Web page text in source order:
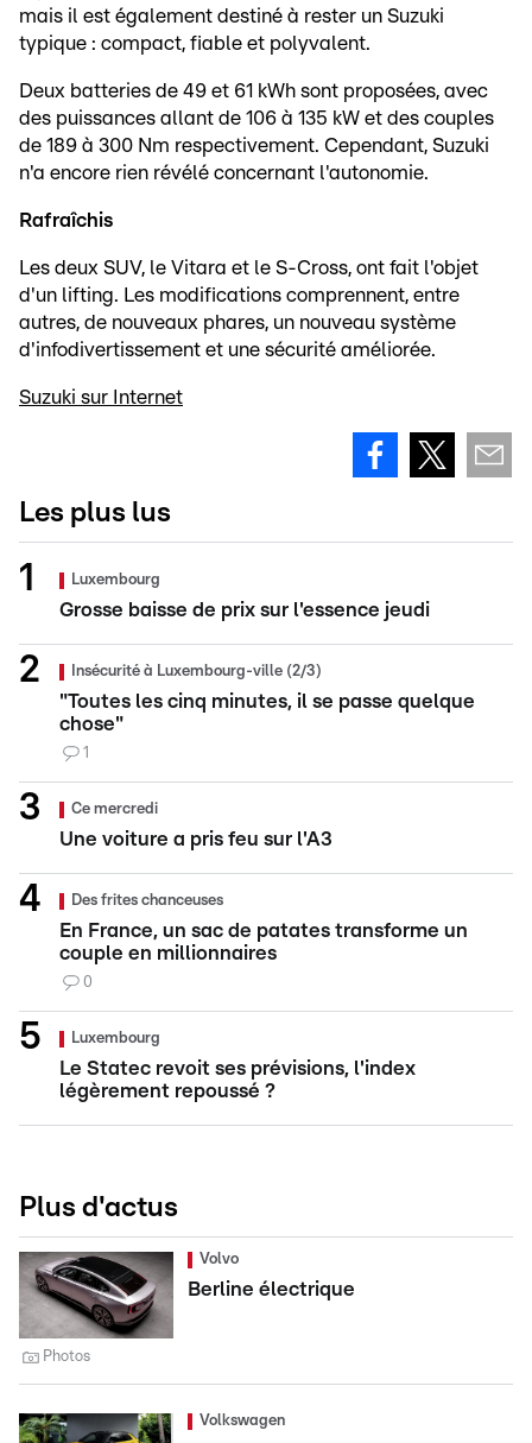
mais il est également destiné à rester un Suzuki
typique : compact, fiable et polyvalent.
Deux batteries de 49 et 61 kWh sont proposées, avec
des puissances allant de 106 à 135 kW et des couples
de 189 à 300 Nm respectivement. Cependant, Suzuki
n'a encore rien révélé concernant l'autonomie.
Rafraîchis
Les deux SUV, le Vitara et le S-Cross, ont fait l'objet
d'un lifting. Les modifications comprennent, entre
autres, de nouveaux phares, un nouveau système
d'infodivertissement et une sécurité améliorée.
Suzuki sur Internet
Les plus lus
Luxembourg
Grosse baisse de prix sur l'essence jeudi
Insécurité à Luxembourg-ville (2/3)
"Toutes les cinq minutes, il se passe quelque
chose"
1
Ce mercredi
Une voiture a pris feu sur l'A3
Des frites chanceuses
En France, un sac de patates transforme un
couple en millionnaires
0
Luxembourg
Le Statec revoit ses prévisions, l'index
légèrement repoussé ?
Plus d'actus
Volvo
Berline électrique
Photos
Volkswagen